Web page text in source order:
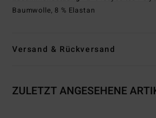
Baumwolle, 8 % Elastan
Versand & Rückversand
ZULETZT ANGESEHENE